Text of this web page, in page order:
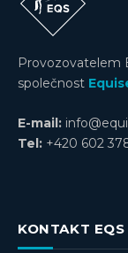
Provozovatelem
společnost
E-mail:
Tel: +420 602
KONTAKT